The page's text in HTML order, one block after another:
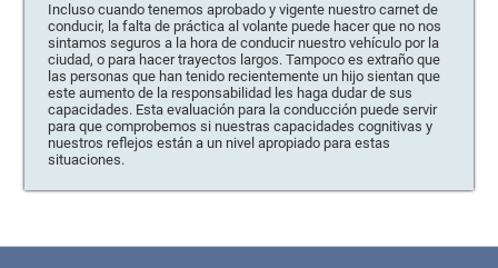
Incluso cuando tenemos aprobado y vigente nuestro carnet de
conducir, la falta de práctica al volante puede hacer que no nos
sintamos seguros a la hora de conducir nuestro vehículo por la
ciudad, o para hacer trayectos largos. Tampoco es extraño que
las personas que han tenido recientemente un hijo sientan que
este aumento de la responsabilidad les haga dudar de sus
capacidades. Esta evaluación para la conducción puede servir
para que comprobemos si nuestras capacidades cognitivas y
nuestros reflejos están a un nivel apropiado para estas
situaciones.